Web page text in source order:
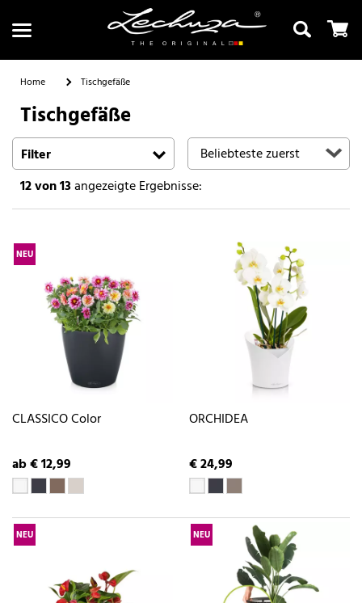
Suchen
Home Tischgefäße
Tischgefäße
Filter
12von 13angezeigte Ergebnisse:
NEU
CLASSICO Color
ab € 12,99
ORCHIDEA
€ 24,99
NEU NEU